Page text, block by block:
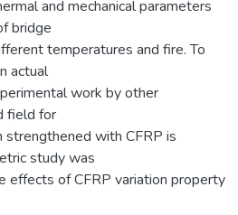
and mechanical parameters
bridge
temperatures and fire. To
actual
work by other
field for
strengthened with CFRP is
study was
effects of CFRP variation property